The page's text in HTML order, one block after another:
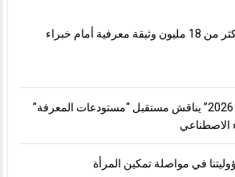
تعرض تجربتها في رقمنة أكثر من 18 مليون وثيقة معرفية أمام خبراء
“الشارقة الدولي للمكتبات 2026” يناقش مستقبل “مستودعات المعرفة”
الاصطناعي
في مواصلة تمكين المرأة